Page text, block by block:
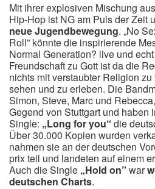
Mit ihrer explosiven Mischung
Hip-Hop ist NG am Puls der Zeit
neue Jugendbewegung. „No
Roll” könnte die inspirierende
Normal Generation? live und
Freundschaft zu Gott ist da die
nichts mit verstaubter Religion
sehen und zu erleben. Die
Simon, Steve, Marc und
Gegend von Stuttgart und haben
Single: „Long for you“ die
Über 30.000 Kopien wurden
nahmen sie an der deutschen
prix teil und landeten auf einem
Auch die Single „Hold on” war
deutschen Charts.